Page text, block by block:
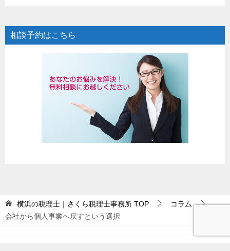
相談予約はこちら
横浜の税理士｜さくら税理士事務所 TOP
コラム
会社から個人事業へ戻すという選択